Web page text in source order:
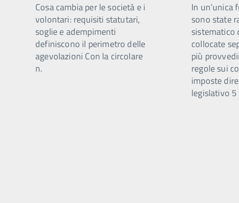
Cosa cambia per le società e i
volontari: requisiti statutari,
soglie e adempimenti
definiscono il perimetro delle
agevolazioni Con la circolare
n.
In
sono state
sistematico
collocate
più
regole sui
imposte
legislativo